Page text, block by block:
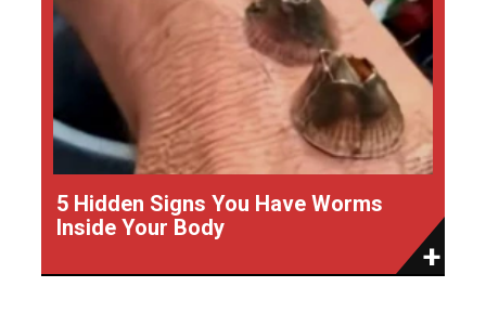
5 Hidden Signs You Have Worms
Inside Your Body